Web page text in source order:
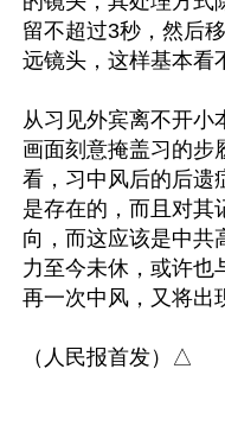
留不超过3秒，然后
远镜头，这样基本看
从习见外宾离不开小
画面刻意掩盖习的步
看，习中风后的后遗
是存在的，而且对其
向，而这应该是中共
力至今未休，或许也
再一次中风，又将出